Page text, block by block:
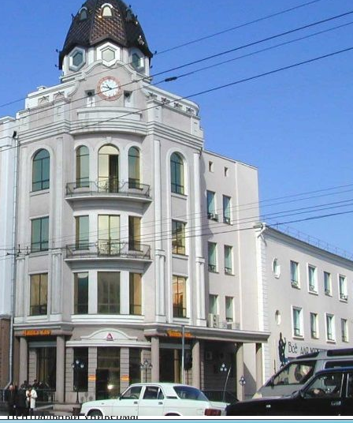
Торгово-развлекательный центр
Центральный универмаг
Связаться с торговым центром
Центральный универмаг является старейшим торговым
предприятием г.Хабаровска. Здание было построено в
1914году, как торговый дом и является памятником истории и
культуры. После реконструкции в 2001году здание стало
символом и достопримечательностью города, изображение
его башни с часами используется во многих средствах
массовой информации. Центра...
3881 (+1)
Информация о ТЦ
О компании
Арендаторы
Условия сотрудничества
Контакты
Фотогалерея
О ТЦ "Центральный универмаг"
Название:
Центральный универмаг